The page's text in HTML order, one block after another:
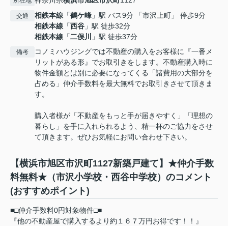
交通 相鉄本線 「鶴ケ峰 」駅 バス9分 「市沢上町」 停歩9分
相鉄本線 「西谷 」駅 徒歩32分
相鉄本線 「二俣川 」駅 徒歩37分
備考
コノミハウジングでは不動産の購入をお客様に『一番メ
リットがある形』でお取引きをします。不動産購入時に
物件金額とは別に必要になってくる「諸費用の大部分を
占める」仲介手数料を最大無料でお取引きさせて頂きま
す。
購入者様が「不動産をもっと手が届きやすく」「理想の
暮らし」を手に入れられるよう、精一杯のご協力をさせ
て頂きます。ぜひお気軽にお問い合わせ下さい。
【横浜市旭区市沢町1127新築戸建て】★仲介手数
料無料★（市沢小学校・西谷中学校）のコメント
(おすすめポイント)
■□仲介手数料0円対象物件□■
『他の不動産屋で購入するより約１６７万円お得です！！』